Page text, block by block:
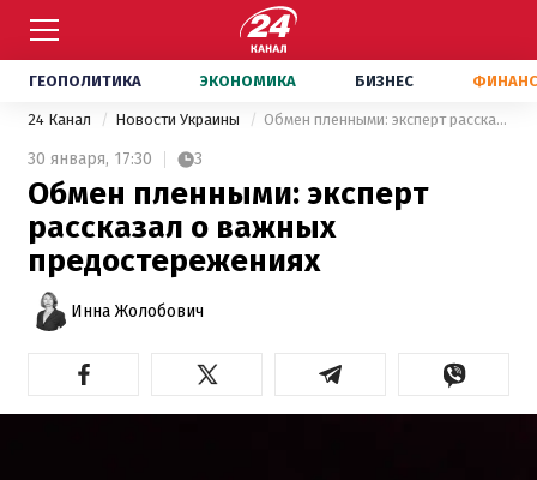
ГЕОПОЛИТИКА ЭКОНОМИКА БИЗНЕС
24 Канал Новости Украины Обмен пленными: эксперт рассказал о важных предостережениях
30 января, 17:30 3
Обмен пленными: эксперт
рассказал о важных
предостережениях
Инна Жолобович